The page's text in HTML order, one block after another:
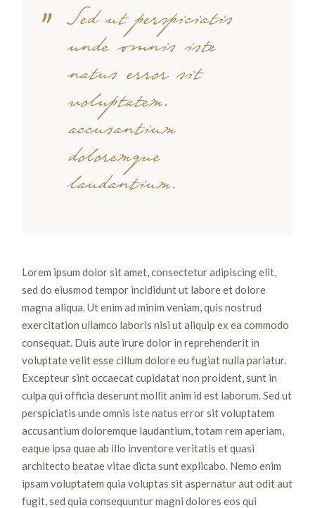
Sed ut perspiciatis
unde omnis iste
natus error sit
voluptatem.
accusantium
doloremque
laudantium.
Lorem ipsum dolor sit amet, consectetur adipiscing elit,
sed do eiusmod tempor incididunt ut labore et dolore
magna aliqua. Ut enim ad minim veniam, quis nostrud
exercitation ullamco laboris nisi ut aliquip ex ea commodo
consequat. Duis aute irure dolor in reprehenderit in
voluptate velit esse cillum dolore eu fugiat nulla pariatur.
Excepteur sint occaecat cupidatat non proident, sunt in
culpa qui officia deserunt mollit anim id est laborum. Sed ut
perspiciatis unde omnis iste natus error sit voluptatem
accusantium doloremque laudantium, totam rem aperiam,
eaque ipsa quae ab illo inventore veritatis et quasi
architecto beatae vitae dicta sunt explicabo. Nemo enim
ipsam voluptatem quia voluptas sit aspernatur aut odit aut
fugit, sed quia consequuntur magni dolores eos qui